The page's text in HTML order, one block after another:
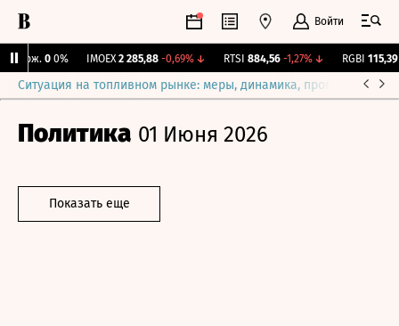
Войти
Бирж. 0 0% IMOEX 2 285,88 -0,69%↓ RTSI 884,56 -1,27%↓ RGBI 115,39
Ситуация на топливном рынке: меры, динамика, прогнозы
Политика 01 Июня 2026
Показать еще